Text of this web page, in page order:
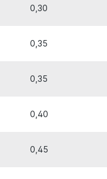
0,30
0,35
0,35
0,40
0,45